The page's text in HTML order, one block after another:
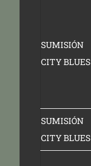
SUMISIÓN
CITY BLUES
SUMISIÓN
CITY BLUES